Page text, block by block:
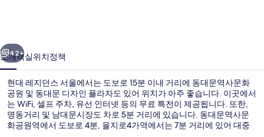
울
의
사
진
갤
다음
42+
소개객실위치정책
현대 레지던스 서울에서는 도보로 15분 이내 거리에 동대문역사문화
공원 및 동대문 디자인 플라자도 있어 위치가 아주 좋습니다. 이곳에서
는 WiFi, 셀프 주차, 유선 인터넷 등의 무료 특전이 제공됩니다. 또한,
명동거리 및 남대문시장도 차로 5분 거리에 있습니다. 동대문역사문
화공원역에서 도보로 4분, 을지로4가역에서는 7분 거리에 있어 대중